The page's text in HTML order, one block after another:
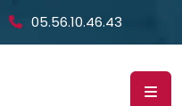
05.56.10.46.43